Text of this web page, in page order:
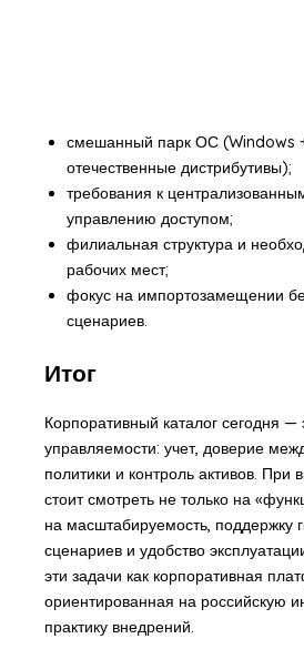
смешанный парк ОС (Windows
отечественные дистрибутивы);
требования к
управлению доступом;
филиальная структура и
рабочих мест;
фокус на импортозамещении
сценариев.
Итог
Корпоративный каталог сегодня
управляемости: учет, доверие
политики и контроль активов.
стоит смотреть не только на
на масштабируемость, поддержку
сценариев и удобство
эти задачи как корпоративная
ориентированная на российскую
практику внедрений.